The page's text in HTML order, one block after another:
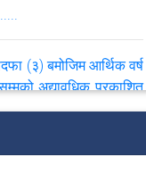
(३) बमोजिम आर्थिक वर्ष
अद्यावधिक प्रकाशित
(३) बमोजिम आर्थिक वर्ष
अद्यावधिक प्रकाशित